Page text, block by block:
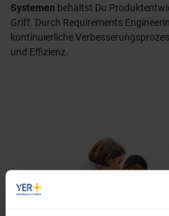
Systemen behältst Du
Griff. Durch Requirements
kontinuierliche
und Effizienz.